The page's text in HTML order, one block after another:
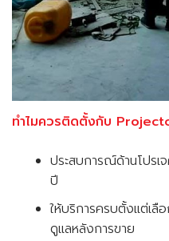
ทำไมควรติดตั้งกับ
ประสบการณ์ด้านโปรเ
ปี
ให้บริการครบตั้งแต่เ
ดูแลหลังการขาย